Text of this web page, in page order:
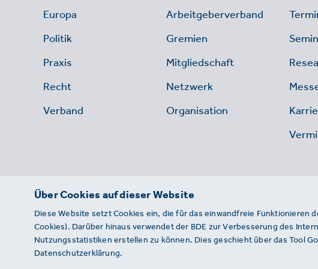
Europa
Politik
Praxis
Recht
Verband
Arbeitgeberverband
Gremien
Mitgliedschaft
Netzwerk
Organisation
Über Cookies auf dieser Website
Diese Website setzt Cookies ein, die für das einwandfreie Funktionieren
Cookies). Darüber hinaus verwendet der BDE zur Verbesserung des
Nutzungsstatistiken erstellen zu können. Dies geschieht über das Tool
Datenschutzerklärung.